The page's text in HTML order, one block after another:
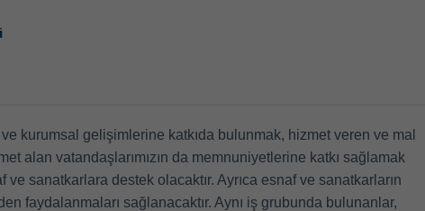
kurumsal gelişimlerine katkıda bulunmak, hizmet veren ve mal
alan vatandaşlarımızın da memnuniyetlerine katkı sağlamak
ve sanatkarlara destek olacaktır. Ayrıca esnaf ve sanatkarların
faydalanmaları sağlanacaktır. Aynı iş grubunda bulunanlar,